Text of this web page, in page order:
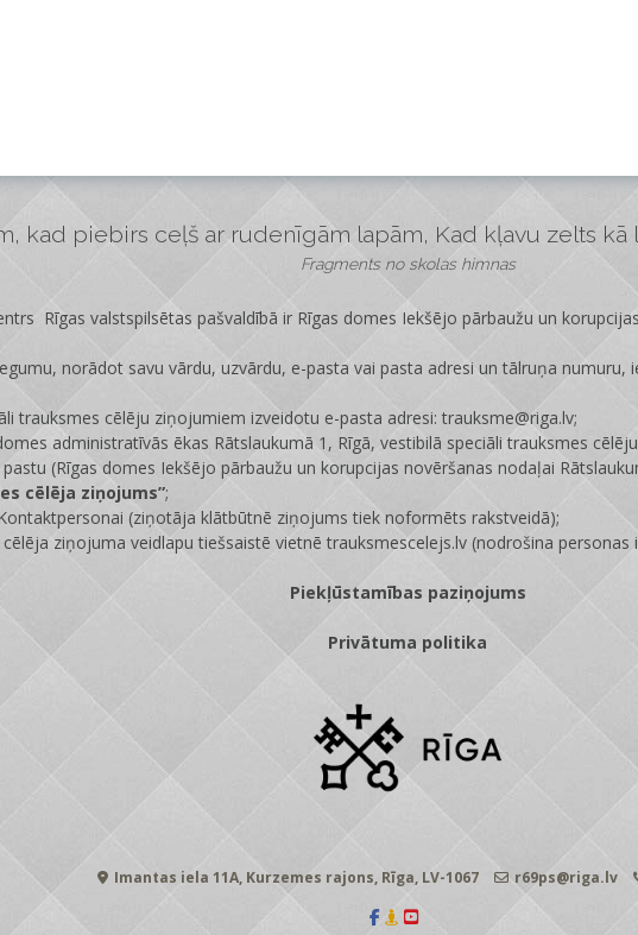
kad piebirs ceļš ar rudenīgām lapām, Kad kļavu zelts kā
Fragments no skolas himnas
Rīgas valstspilsētas pašvaldībā ir Rīgas domes Iekšējo pārbaužu un
norādot savu vārdu, uzvārdu, e-pasta vai pasta adresi un tālruņa numuru,
trauksmes cēlēju ziņojumiem izveidotu e-pasta adresi: trauksme@riga.lv;
administratīvās ēkas Rātslaukumā 1, Rīgā, vestibilā speciāli trauksmes
(Rīgas domes Iekšējo pārbaužu un korupcijas novēršanas nodaļai
cēlēja ziņojums”;
(ziņotāja klātbūtnē ziņojums tiek noformēts rakstveidā);
ziņojuma veidlapu tiešsaistē vietnē trauksmescelejs.lv (nodrošina personas
Piekļūstamības paziņojums
Privātuma politika
Imantas iela 11A, Kurzemes rajons, Rīga, LV-1067 r69ps@riga.lv